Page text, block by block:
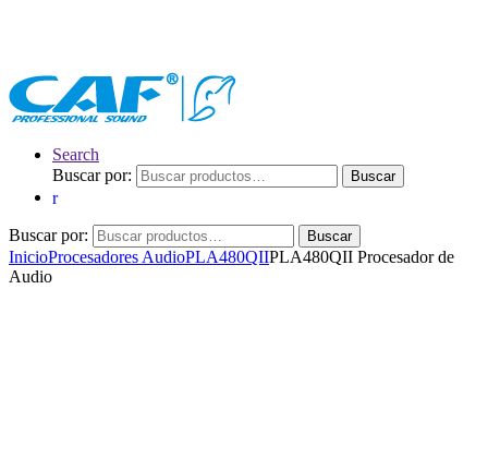
Search
Buscar por:
Buscar
Buscar por: Buscar
InicioProcesadores AudioPLA480QIIPLA480QII Procesador de
Audio